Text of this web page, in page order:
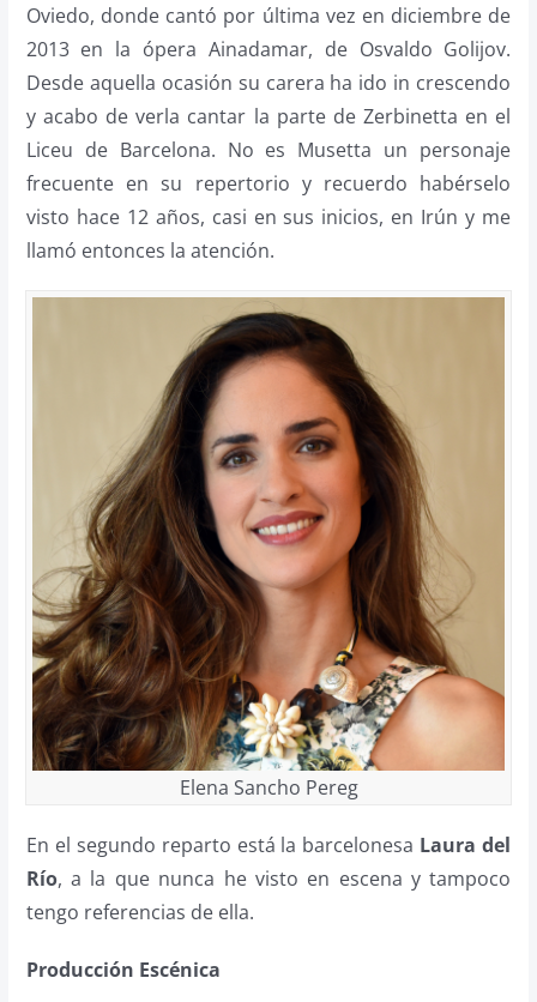
Oviedo, donde cantó por última vez en diciembre de
2013 en la ópera Ainadamar, de Osvaldo Golijov.
Desde aquella ocasión su carera ha ido in crescendo
y acabo de verla cantar la parte de Zerbinetta en el
Liceu de Barcelona. No es Musetta un personaje
frecuente en su repertorio y recuerdo habérselo
visto hace 12 años, casi en sus inicios, en Irún y me
llamó entonces la atención.
Elena Sancho Pereg
En el segundo reparto está la barcelonesa Laura del
Río, a la que nunca he visto en escena y tampoco
tengo referencias de ella.
Producción Escénica